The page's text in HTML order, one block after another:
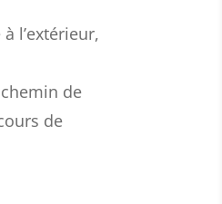
l’extérieur,
de
de